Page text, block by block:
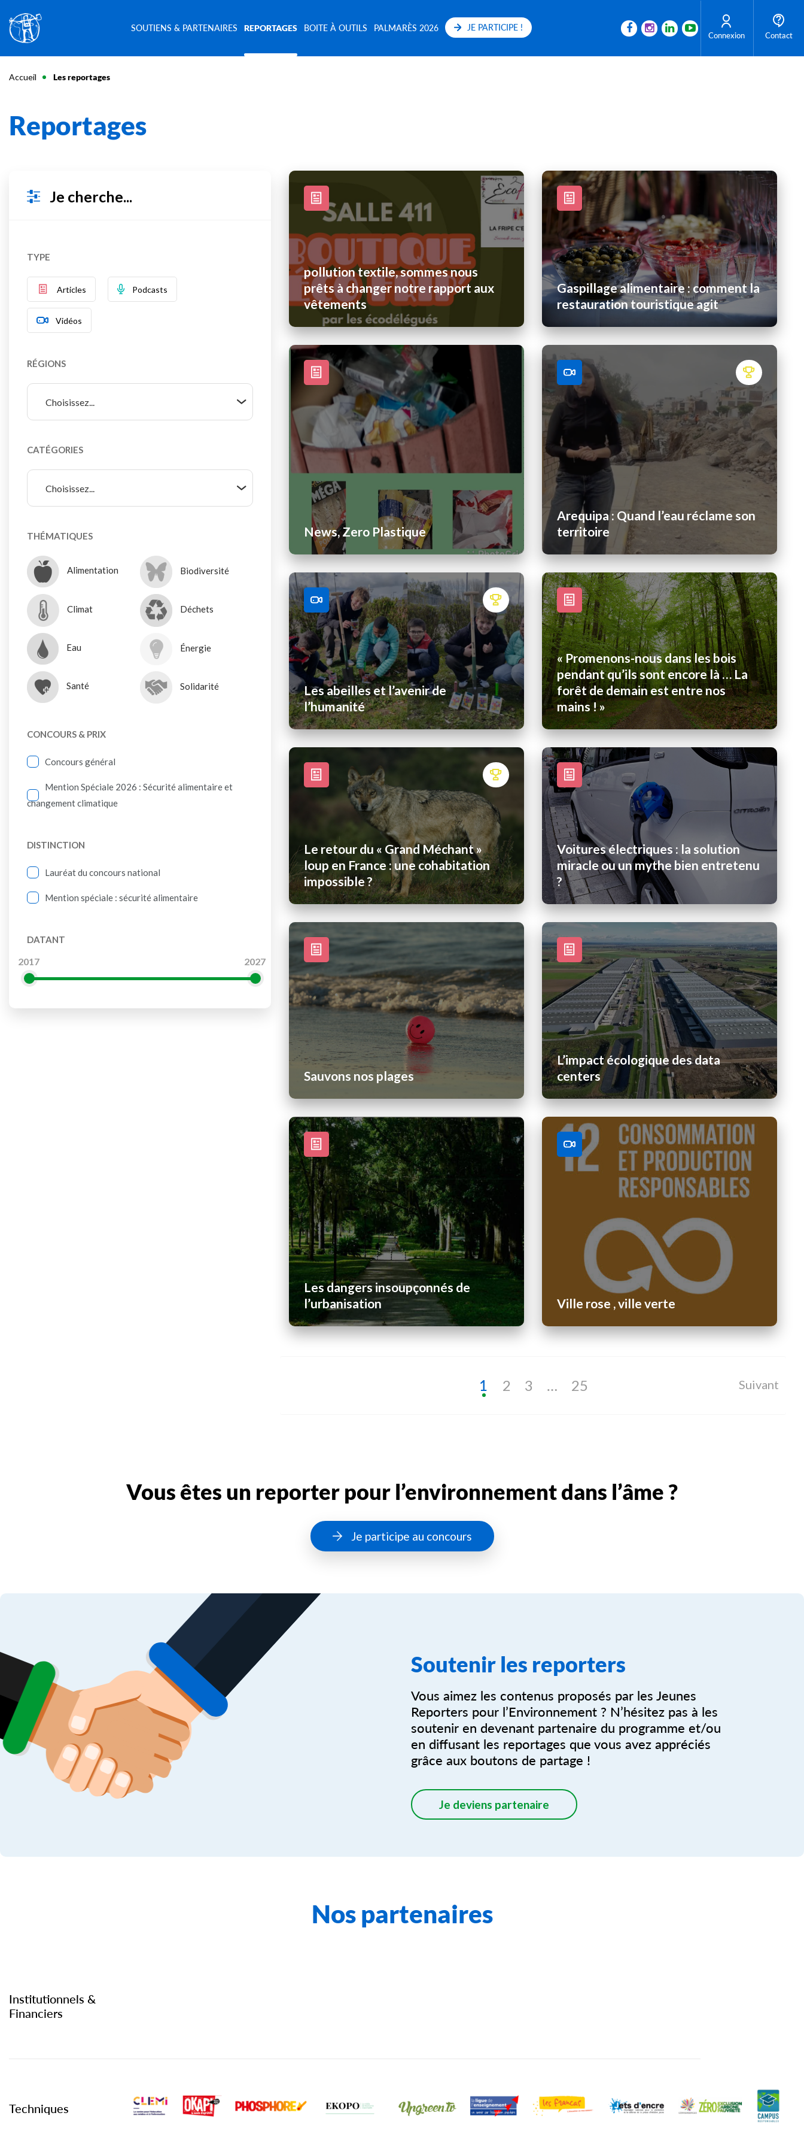
SOUTIENS & PARTENAIRES REPORTAGES BOITE À OUTILS PALMARÈS 2026 JE PARTICIPE !
Connexion Contact
Accueil Les reportages
Reportages
Je cherche...
TYPE
Articles Podcasts
Vidéos
RÉGIONS
Choisissez...
CATÉGORIES
Choisissez...
THÉMATIQUES
Alimentation Biodiversité
Climat Déchets
Eau Énergie
Santé Solidarité
CONCOURS & PRIX
Concours général
Mention Spéciale 2026 : Sécurité alimentaire et
changement climatique
DISTINCTION
Lauréat du concours national
Mention spéciale : sécurité alimentaire
DATANT
2017 2027
pollution textile, sommes nous
prêts à changer notre rapport aux
vêtements
Gaspillage alimentaire : comment la
restauration touristique agit
News, Zero Plastique
Arequipa : Quand l’eau réclame son
territoire
Les abeilles et l’avenir de
l’humanité
« Promenons-nous dans les bois
pendant qu’ils sont encore là … La
forêt de demain est entre nos
mains ! »
Le retour du « Grand Méchant »
loup en France : une cohabitation
impossible ?
Voitures électriques : la solution
miracle ou un mythe bien entretenu
?
Sauvons nos plages
L’impact écologique des data
centers
Les dangers insoupçonnés de
l’urbanisation
Ville rose , ville verte
1 2 3 … 25 Suivant
Vous êtes un reporter pour l’environnement dans l’âme ?
Je participe au concours
Soutenir les reporters
Vous aimez les contenus proposés par les Jeunes
Reporters pour l’Environnement ? N’hésitez pas à les
soutenir en devenant partenaire du programme et/ou
en diffusant les reportages que vous avez appréciés
grâce aux boutons de partage !
Je deviens partenaire
Nos partenaires
Institutionnels &
Financiers
Techniques